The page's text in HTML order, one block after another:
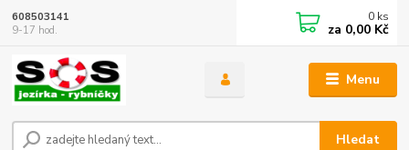
Menu
Hledat
608503141
9-17 hod.
0 ks
za 0,00 Kč